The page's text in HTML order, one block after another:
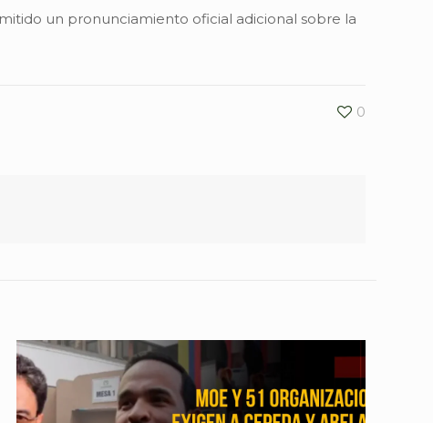
un pronunciamiento oficial adicional sobre la
0